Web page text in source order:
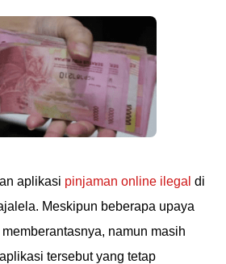
aplikasi pinjaman online ilegal di
Meskipun beberapa upaya
namun masih
tersebut yang tetap